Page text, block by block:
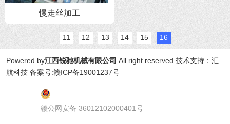
慢走丝加工
11 12 13 14 15 16
Powered by江西锐驰机械有限公司 All right reserved 技术支持：汇
航科技 备案号:赣ICP备19001237号
赣公网安备 36012102000401号